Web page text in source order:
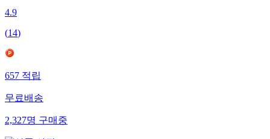
4.9
(14)
657 적립
무료배송
2,327명 구매중